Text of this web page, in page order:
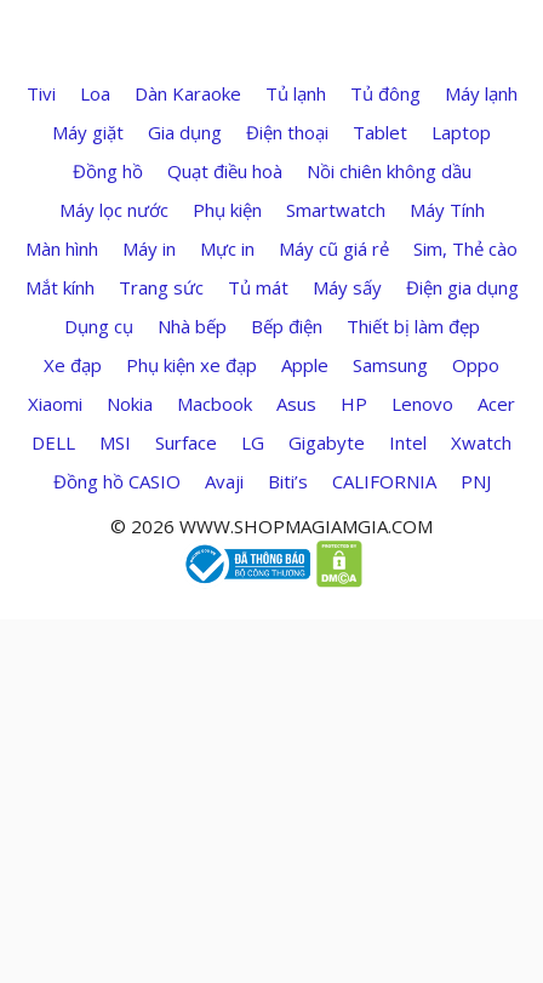
Tivi Loa Dàn Karaoke Tủ lạnh Tủ đông
Máy lạnh
Máy giặt
Gia dụng Điện thoại Tablet
Laptop
Đồng hồ
Quạt điều hoà
Nồi chiên không dầu
Máy lọc nước
Phụ kiện Smartwatch
Máy Tính
Màn hình
Máy in Mực in Máy cũ giá rẻ
Sim, Thẻ cào
Mắt kính
Trang sức Tủ mát Máy sấy
Điện gia dụng
Dụng cụ
Nhà bếp Bếp điện
Thiết bị làm đẹp
Xe đạp
Phụ kiện xe đạp Apple Samsung
Oppo
Xiaomi
Nokia Macbook Asus HP Lenovo
Acer
DELL
MSI Surface LG Gigabyte Intel
Xwatch
Đồng hồ CASIO
Avaji Biti’s CALIFORNIA
PNJ
© 2026 WWW.SHOPMAGIAMGIA.COM